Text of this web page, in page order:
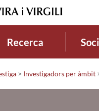
Recerca
> Investigadors per àmbit